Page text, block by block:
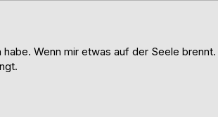
Wenn mir etwas auf der Seele brennt.